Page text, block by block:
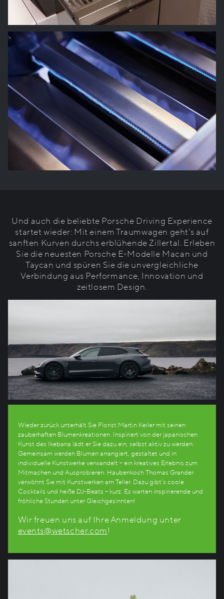
Und auch die beliebte Porsche Driving Experience
startet wieder: Mit einem Traumwagen geht’s auf
sanften Kurven durchs erblühende Zillertal. Erleben
Sie die neuesten Porsche E-Modelle Macan und
Taycan und spüren Sie die unvergleichliche
Verbindung aus Performance, Innovation und
zeitlosem Design.
Wieder zurück unterhält Sie Florist Martin Keiler mit seinen
zauberhaften Blumenkreationen. Inspiriert von der japanischen
Kunst des Ikebana lädt er Sie dazu ein, selbst aktiv zu werden:
Gemeinsam werden Blumen arrangiert, gestaltet und in
individuelle Kunstwerke verwandelt – ein kreatives Erlebnis zum
Mitmachen und Ausprobieren. Haubenkoch Thomas Grander
verwöhnt Sie mit Kunstwerken am Teller. Dazu gibt’s coole
Cocktails und heiße DJ-Beats – kurz: Es warten inspirierende und
fröhliche Stunden unter Gleichgesinnten!
Wir freuen uns auf Ihre Anmeldung unter
events@wetscher.com!